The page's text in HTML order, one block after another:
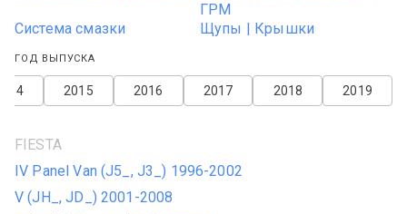
ГРМ
Система смазки
Щупы | Крышки
ГОД ВЫПУСКА
2019
2018
2017
2016
2015
FIESTA
IV Panel Van (J5_, J3_) 1996-2002
V (JH_, JD_) 2001-2008